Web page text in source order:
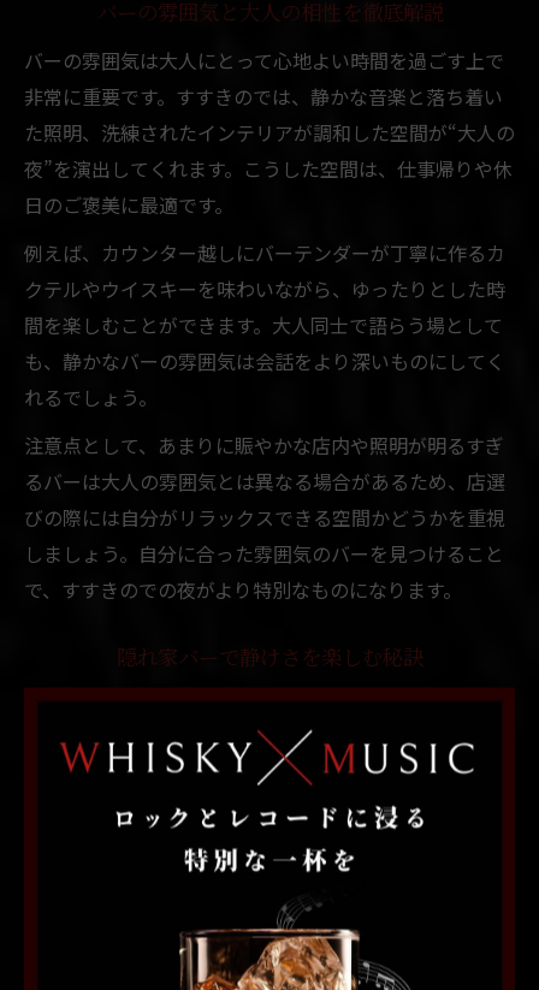
バーの雰囲気と大人の相性を徹底解説
バーの雰囲気は大人にとって心地よい時間を過ごす上で
非常に重要です。すすきのでは、静かな音楽と落ち着い
た照明、洗練されたインテリアが調和した空間が“大人の
夜”を演出してくれます。こうした空間は、仕事帰りや休
日のご褒美に最適です。
例えば、カウンター越しにバーテンダーが丁寧に作るカ
クテルやウイスキーを味わいながら、ゆったりとした時
間を楽しむことができます。大人同士で語らう場として
も、静かなバーの雰囲気は会話をより深いものにしてく
れるでしょう。
注意点として、あまりに賑やかな店内や照明が明るすぎ
るバーは大人の雰囲気とは異なる場合があるため、店選
びの際には自分がリラックスできる空間かどうかを重視
しましょう。自分に合った雰囲気のバーを見つけること
で、すすきのでの夜がより特別なものになります。
隠れ家バーで静けさを楽しむ秘訣
隠れ家バーで静けさを楽しむためには、まず店選びが重
要です。すすきのエリアには、ビルの一角や人通りの少
ない場所にひっそりと佇むバーが多く、そうした店舗は
大人の隠れ家として人気があります。
静かな空間を最大限楽しむためには、カウンター席でバ
ーテンダーとの会話を楽しんだり、ゆったりとした時間
の流れに身を任せたりすることがおすすめです。実際、
「一人でも気兼ねなく過ごせた」「静けさの中でドリン